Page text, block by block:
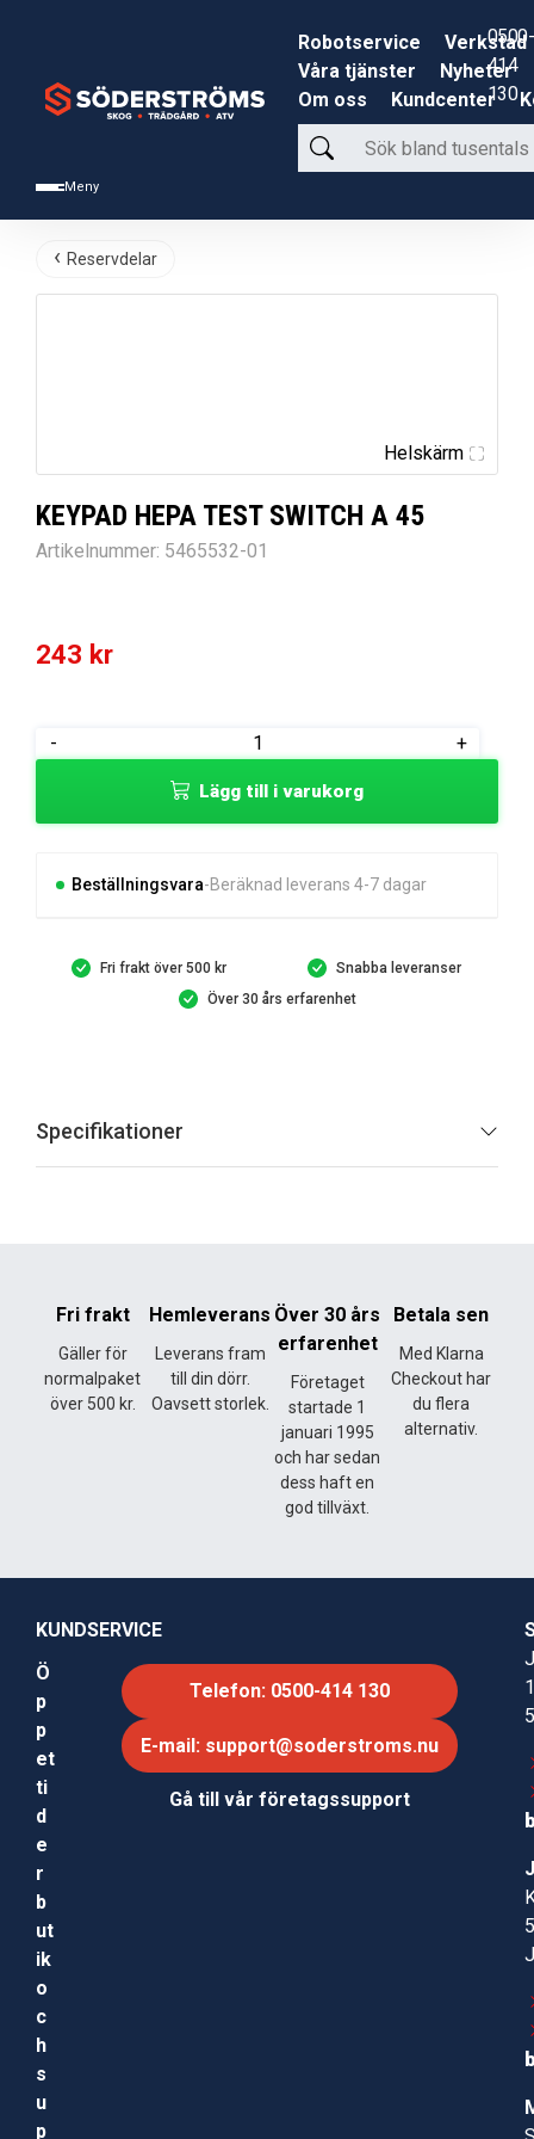
Meny
Robotservice
Verkstad
Våra tjänster
Nyheter
Om oss
Kundcenter
Sök
bland
produkter
0500-
414
130
Reservdelar
Helskärm
KEYPAD HEPA TEST SWITCH A 45
Artikelnummer: 5465532-01
243 kr
-
KEYPAD
SWITCH
+
Lägg till i varukorg
Beställningsvara Beräknad leverans 4-7 dagar
Fri frakt över 500 kr
Snabba leveranser
Över 30 års erfarenhet
Specifikationer
Fri frakt
Gäller för
normalpaket
över 500 kr.
Hemleverans
Leverans fram
till din dörr.
Oavsett storlek.
Över 30 års
erfarenhet
Företaget
startade 1
januari 1995
och har sedan
dess haft en
god tillväxt.
Betala sen
Med Klarna
Checkout har
du flera
alternativ.
KUNDSERVICE
Ö
p
p
et
ti
d
e
r
b
ut
ik
o
c
h
s
u
p
Telefon: 0500-414 130
E-mail: support@soderstroms.nu
Gå till vår företagssupport